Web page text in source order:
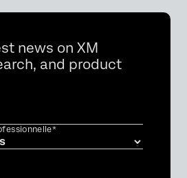
news on XM
and product